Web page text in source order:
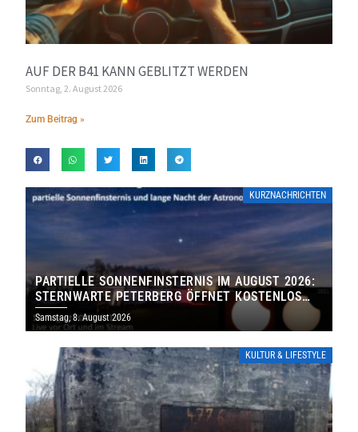
AUF DER B41 KANN GEBLITZT WERDEN
Sonntag, 2. August 2026
Zum Beitrag »
KURZNACHRICHTEN
PARTIELLE SONNENFINSTERNIS IM AUGUST 2026:
STERNWARTE PETERBERG ÖFFNET KOSTENLOS
IHRE TORE
Samstag, 8. August 2026
KULTUR & LIFESTYLE